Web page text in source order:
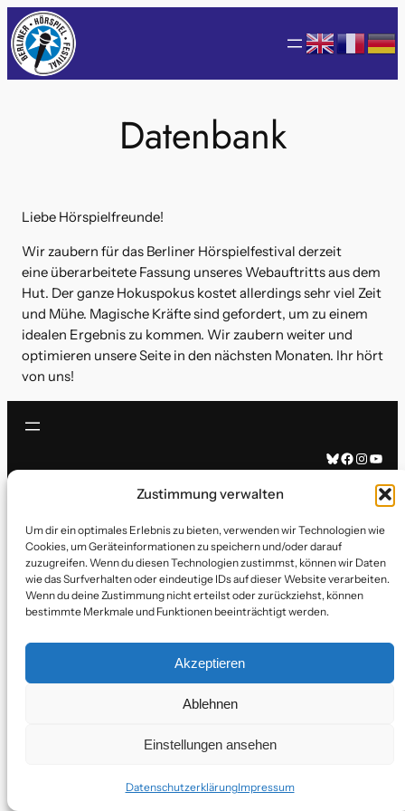
Zustimmung verwalten
Um dir ein optimales Erlebnis zu bieten, verwenden wir Technologien wie
Cookies, um Geräteinformationen zu speichern und/oder darauf
zuzugreifen. Wenn du diesen Technologien zustimmst, können wir Daten
wie das Surfverhalten oder eindeutige IDs auf dieser Website verarbeiten.
Wenn du deine Zustimmung nicht erteilst oder zurückziehst, können
bestimmte Merkmale und Funktionen beeinträchtigt werden.
Akzeptieren
Ablehnen
Einstellungen ansehen
DatenschutzerklärungImpressum
Zum
Inhalt
springen
Datenbank
Liebe Hörspielfreunde!
Wir zaubern für das Berliner Hörspielfestival derzeit
eine überarbeitete Fassung unseres Webauftritts aus dem
Hut. Der ganze Hokuspokus kostet allerdings sehr viel Zeit
und Mühe. Magische Kräfte sind gefordert, um zu einem
idealen Ergebnis zu kommen. Wir zaubern weiter und
optimieren unsere Seite in den nächsten Monaten. Ihr hört
von uns!
Bluesky Facebook InstagramYouTube